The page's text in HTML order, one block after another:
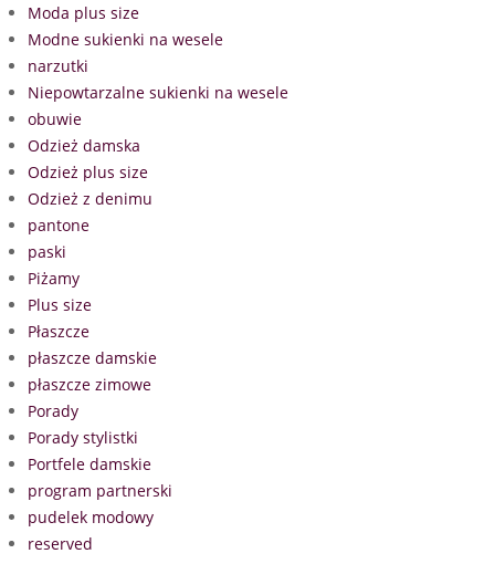
Moda plus size
Modne sukienki na wesele
narzutki
Niepowtarzalne sukienki na wesele
obuwie
Odzież damska
Odzież plus size
Odzież z denimu
pantone
paski
Piżamy
Plus size
Płaszcze
płaszcze damskie
płaszcze zimowe
Porady
Porady stylistki
Portfele damskie
program partnerski
pudelek modowy
reserved